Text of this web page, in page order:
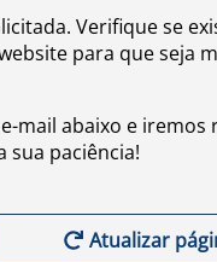
Verifique se
para que seja
mail abaixo e iremos
sua paciência!
Atualizar